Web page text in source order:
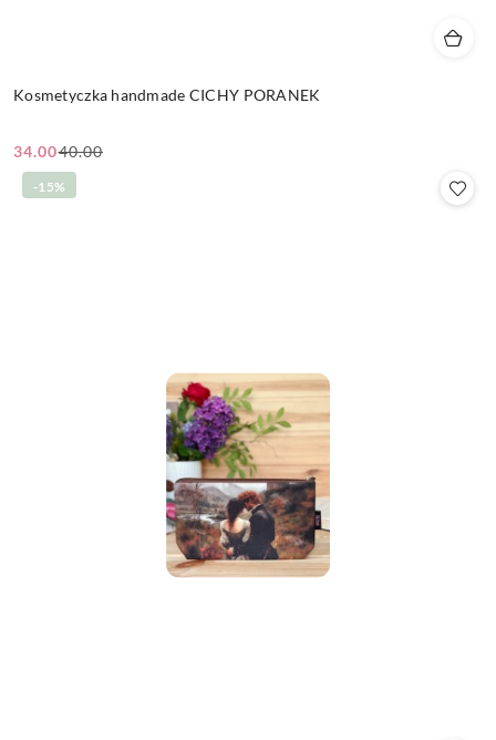
Kosmetyczka handmade CICHY PORANEK
Cena
promocyjna:
34.00
Cena
przed
40.00
-15%